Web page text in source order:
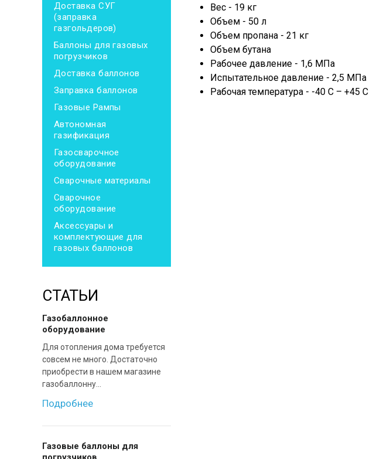
Доставка СУГ
(заправка
газгольдеров)
Баллоны для газовых
погрузчиков
Доставка баллонов
Заправка баллонов
Газовые Рампы
Автономная
газификация
Газосварочное
оборудование
Сварочные материалы
Сварочное
оборудование
Аксессуары и
комплектующие для
газовых баллонов
СТАТЬИ
Газобаллонное
оборудование
Для отопления дома требуется
совсем не много. Достаточно
приобрести в нашем магазине
газобаллонну...
Подробнее
Газовые баллоны для
Вес - 19 кг
Объем - 50 л
Объем пропана - 21 кг
Объем бутана
Рабочее давление - 1,6 МПа
Испытательное давление - 2,5 МПа
Рабочая температура - -40 С – +45 С